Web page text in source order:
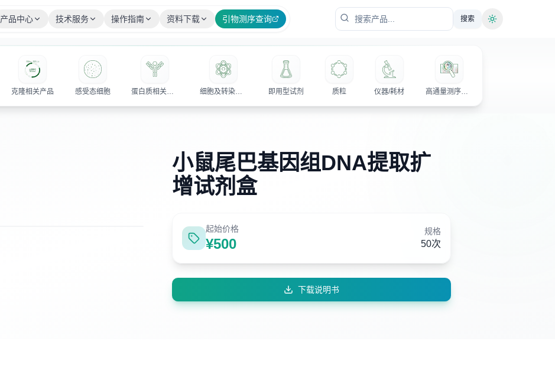
产品中心 技术服务 操作指南 资料下载 引物测序查询 搜索
切换主题
克隆相关产品 感受态细胞 蛋白质相关产品 细胞及转染相关试剂 即用型试剂 质粒 仪器/耗材 高通量测序试剂
小鼠尾巴基因组DNA提取扩
增试剂盒
起始价格
¥500
规格
50次
下载说明书